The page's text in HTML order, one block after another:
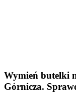
Wymień butelki
Górnicza.